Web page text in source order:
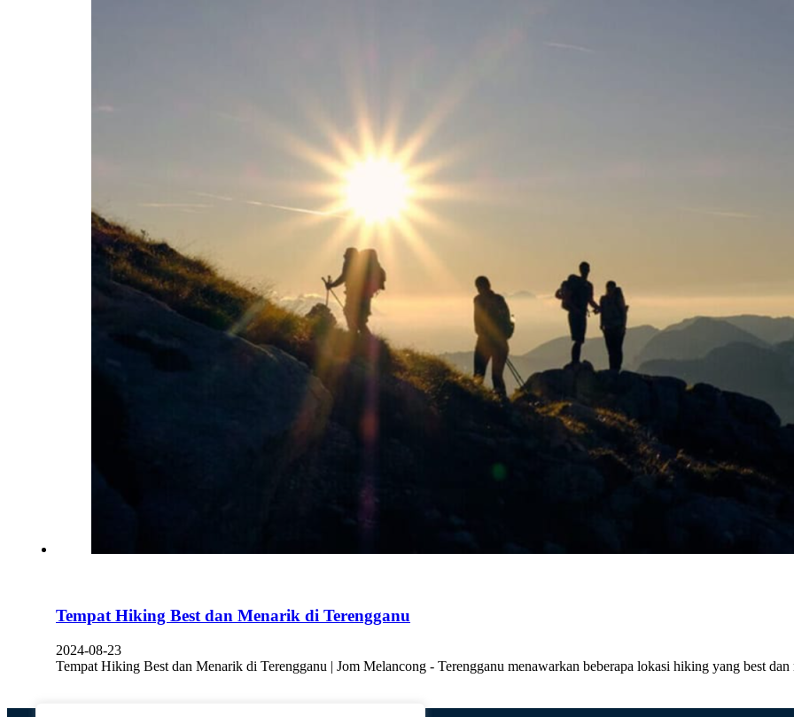
Tempat Hiking Best dan Menarik di Terengganu
2024-08-23
Tempat Hiking Best dan Menarik di Terengganu | Jom Melancong - Terengganu menawarkan beberapa lokasi hiking yang best